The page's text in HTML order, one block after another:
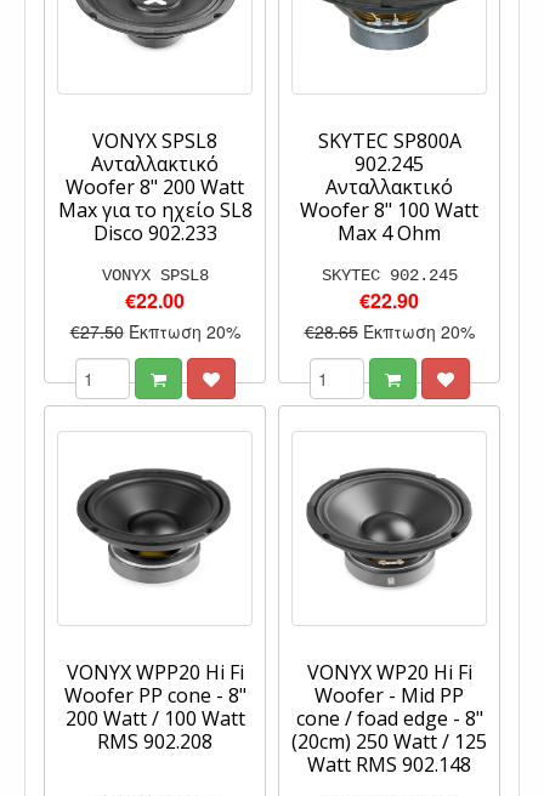
VONYX SPSL8
Ανταλλακτικό
Woofer 8" 200 Watt
Max για το ηχείο SL8
Disco 902.233
VONYX SPSL8
€22.00
€27.50 Έκπτωση 20%
SKYTEC SP800A
902.245
Ανταλλακτικό
Woofer 8" 100 Watt
Max 4 Ohm
SKYTEC 902.245
€22.90
€28.65 Έκπτωση 20%
VONYX WPP20 Hi Fi
Woofer PP cone - 8"
200 Watt / 100 Watt
RMS 902.208
VONYX WP20 Hi Fi
Woofer - Mid PP
cone / foad edge - 8"
(20cm) 250 Watt / 125
Watt RMS 902.148